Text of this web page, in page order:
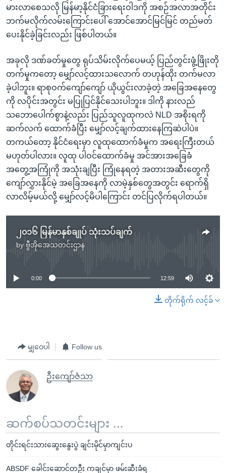
မားလာစေသလို မြန်မာ့နိုင်ငံခြားရေးဝါဒကို အစဉ်အလာအတိုင်း
ဘက်မလိုက်လမ်းကြောင်းပေါ် အောင်အောင်မြင်မြင် တည်မတ်
ပေးနိုင်ခဲ့ခြင်းလည်း ဖြစ်ပါတယ်။
အခုလို ဒဏ်ခတ်မှုတွေ ရုပ်သိမ်းလိုက်ပေမယ့် ပြည်တွင်းဖွံ့ဖြိုးတို
တက်မှုကတော့ မျှော်လင့်ထားသလောက် တဟုန်ထိုး တက်မလာ
ခဲ့ပါဘူး။ ရာစုဝက်ကျော်ကျော် ယိုယွင်းလာခဲ့တဲ့ အခြေအနေတွေ
ကို လပိုင်းအတွင်း မပြုပြင်နိုင်သေးပါဘူး။ ဒါကို နားလည်
သဘောပေါက်စွာနဲ့လည်း ပြည်သူလူထုကလဲ NLD အစိုးရကို
ဆက်လက် ထောက်ခံပြီး မျှော်လင့်ချက်ထားနေကြဆဲပါပဲ။
တကယ်တော့ နိုင်ငံရေးမှာ လူထုထောက်ခံမှုက အရေးကြီးတယ်
မဟုတ်ပါလား။ လူထု ပါဝင်ထောက်ခံမှု အင်အားအခြေခံ
အတွေ့အကြုံကို အသုံးချပြီး ကြုံနေရတဲ့ အတားအဆီးတွေကို
ကျော်လွှားနိုင်မဲ့ အခြေအနေကို လာမဲ့နှစ်တွေအတွင်း ရောက်ရှိ
လာလိမ့်မယ်လို့ မျှော်လင့်မိပါကြောင်း တင်ပြလိုက်ရပါတယ်။
၂၀၁၆ မြန်မာနှစ်ချုပ် သုံးသပ်ချက်
by ဗွီအိုအေသတင်းဌာန
No media source currently available
0:00 12:59
တိုက်ရိုက် လင့်ခ်
မျှဝေပါ Follow us
ဦးကျော်ဇံသာ
ဆက်စပ်သတင်းများ ...
တိုင်းရင်းသားဆွေးနွေးပွဲ ချင်းမိုင်မှာကျင်းပ
ABSDF ခေါင်းဆောင်တဦး ကချင်မှာ ဖမ်းဆီးခံရ